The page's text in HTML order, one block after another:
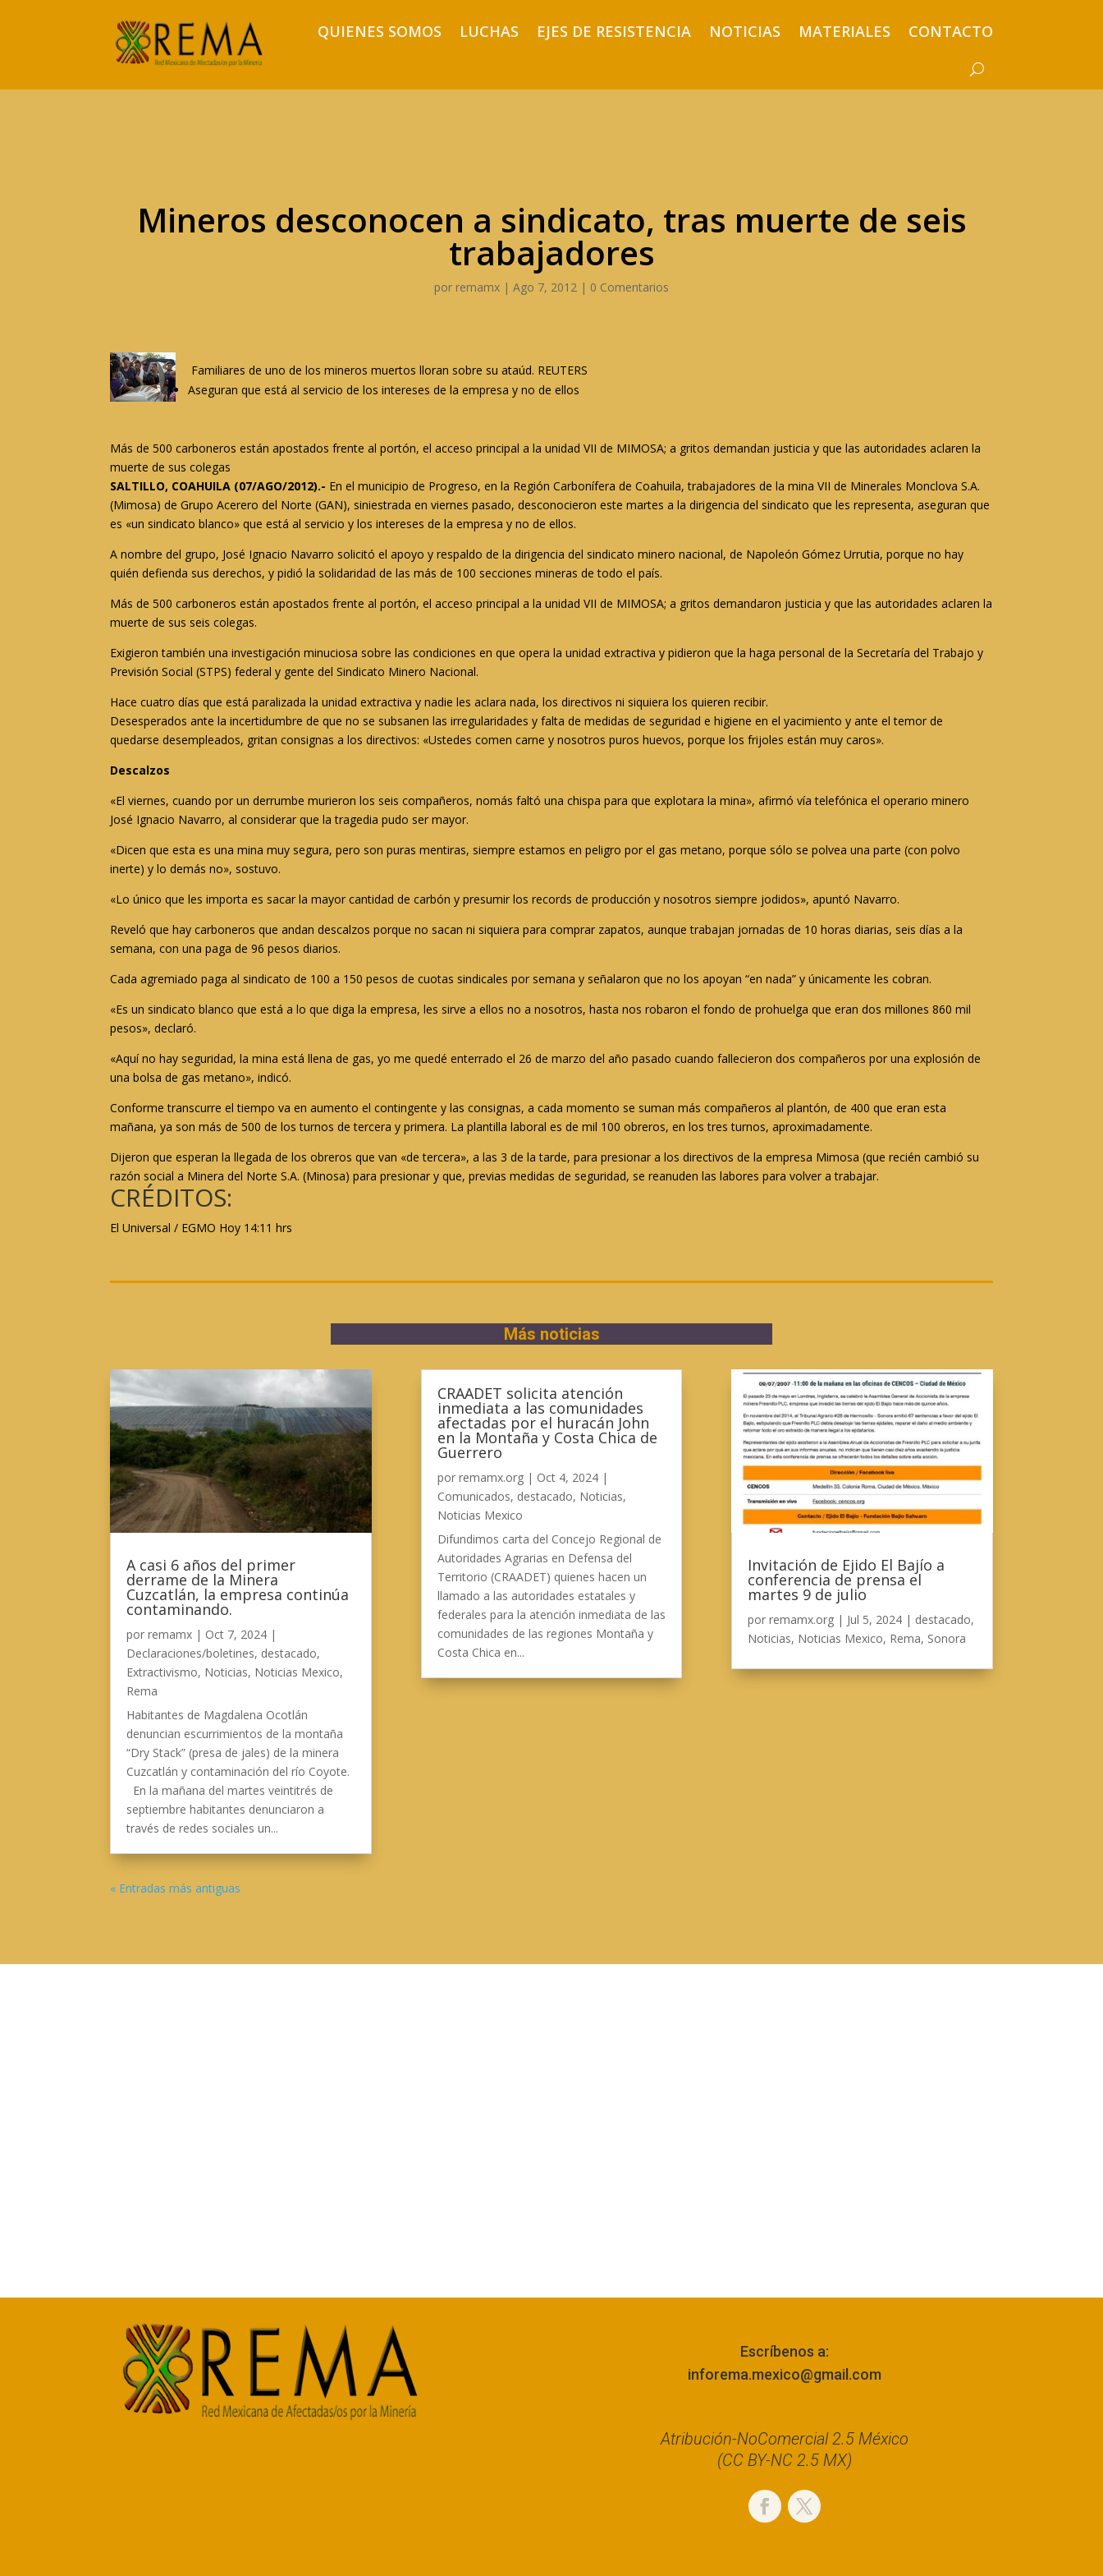
QUIENES SOMOS LUCHAS EJES DE RESISTENCIA NOTICIAS MATERIALES CONTACTO
Mineros desconocen a sindicato, tras muerte de seis
trabajadores
por remamx | Ago 7, 2012 | 0 Comentarios
Familiares de uno de los mineros muertos lloran sobre su ataúd. REUTERS
Aseguran que está al servicio de los intereses de la empresa y no de ellos
Más de 500 carboneros están apostados frente al portón, el acceso principal a la unidad VII de MIMOSA; a gritos demandan justicia y que las autoridades aclaren la
muerte de sus colegas
SALTILLO, COAHUILA (07/AGO/2012).- En el municipio de Progreso, en la Región Carbonífera de Coahuila, trabajadores de la mina VII de Minerales Monclova S.A.
(Mimosa) de Grupo Acerero del Norte (GAN), siniestrada en viernes pasado, desconocieron este martes a la dirigencia del sindicato que les representa, aseguran que
es «un sindicato blanco» que está al servicio y los intereses de la empresa y no de ellos.
A nombre del grupo, José Ignacio Navarro solicitó el apoyo y respaldo de la dirigencia del sindicato minero nacional, de Napoleón Gómez Urrutia, porque no hay
quién defienda sus derechos, y pidió la solidaridad de las más de 100 secciones mineras de todo el país.
Más de 500 carboneros están apostados frente al portón, el acceso principal a la unidad VII de MIMOSA; a gritos demandaron justicia y que las autoridades aclaren la
muerte de sus seis colegas.
Exigieron también una investigación minuciosa sobre las condiciones en que opera la unidad extractiva y pidieron que la haga personal de la Secretaría del Trabajo y
Previsión Social (STPS) federal y gente del Sindicato Minero Nacional.
Hace cuatro días que está paralizada la unidad extractiva y nadie les aclara nada, los directivos ni siquiera los quieren recibir.
Desesperados ante la incertidumbre de que no se subsanen las irregularidades y falta de medidas de seguridad e higiene en el yacimiento y ante el temor de
quedarse desempleados, gritan consignas a los directivos: «Ustedes comen carne y nosotros puros huevos, porque los frijoles están muy caros».
Descalzos
«El viernes, cuando por un derrumbe murieron los seis compañeros, nomás faltó una chispa para que explotara la mina», afirmó vía telefónica el operario minero
José Ignacio Navarro, al considerar que la tragedia pudo ser mayor.
«Dicen que esta es una mina muy segura, pero son puras mentiras, siempre estamos en peligro por el gas metano, porque sólo se polvea una parte (con polvo
inerte) y lo demás no», sostuvo.
«Lo único que les importa es sacar la mayor cantidad de carbón y presumir los records de producción y nosotros siempre jodidos», apuntó Navarro.
Reveló que hay carboneros que andan descalzos porque no sacan ni siquiera para comprar zapatos, aunque trabajan jornadas de 10 horas diarias, seis días a la
semana, con una paga de 96 pesos diarios.
Cada agremiado paga al sindicato de 100 a 150 pesos de cuotas sindicales por semana y señalaron que no los apoyan “en nada” y únicamente les cobran.
«Es un sindicato blanco que está a lo que diga la empresa, les sirve a ellos no a nosotros, hasta nos robaron el fondo de prohuelga que eran dos millones 860 mil
pesos», declaró.
«Aquí no hay seguridad, la mina está llena de gas, yo me quedé enterrado el 26 de marzo del año pasado cuando fallecieron dos compañeros por una explosión de
una bolsa de gas metano», indicó.
Conforme transcurre el tiempo va en aumento el contingente y las consignas, a cada momento se suman más compañeros al plantón, de 400 que eran esta
mañana, ya son más de 500 de los turnos de tercera y primera. La plantilla laboral es de mil 100 obreros, en los tres turnos, aproximadamente.
Dijeron que esperan la llegada de los obreros que van «de tercera», a las 3 de la tarde, para presionar a los directivos de la empresa Mimosa (que recién cambió su
razón social a Minera del Norte S.A. (Minosa) para presionar y que, previas medidas de seguridad, se reanuden las labores para volver a trabajar.
CRÉDITOS:
El Universal / EGMO Hoy 14:11 hrs
Más noticias
A casi 6 años del primer
derrame de la Minera
Cuzcatlán, la empresa continúa
contaminando.
porremamx | Oct 7, 2024 |
Declaraciones/boletines, destacado,
Extractivismo, Noticias, Noticias Mexico,
Rema
Habitantes de Magdalena Ocotlán
denuncian escurrimientos de la montaña
“Dry Stack” (presa de jales) de la minera
Cuzcatlán y contaminación del río Coyote.
En la mañana del martes veintitrés de
septiembre habitantes denunciaron a
través de redes sociales un...
CRAADET solicita atención
inmediata a las comunidades
afectadas por el huracán John
en la Montaña y Costa Chica de
Guerrero
por remamx.org| Oct 4, 2024|
Comunicados, destacado, Noticias,
Noticias Mexico
Difundimos carta del Concejo Regional de
Autoridades Agrarias en Defensa del
Territorio (CRAADET) quienes hacen un
llamado a las autoridades estatales y
federales para la atención inmediata de las
comunidades de las regiones Montaña y
Costa Chica en...
Invitación de Ejido El Bajío a
conferencia de prensa el
martes 9 de julio
por remamx.org| Jul 5, 2024| destacado,
Noticias, Noticias Mexico, Rema, Sonora
« Entradas más antiguas
Escríbenos a:
inforema.mexico@gmail.com
Atribución-NoComercial 2.5 México
(CC BY-NC 2.5 MX)